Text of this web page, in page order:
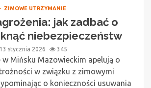
ZIMOWE UTRZYMANIE
jak zadbać o
niebezpieczeństw
13 stycznia 2026 345
w Mińsku Mazowieckim apelują o
w związku z zimowymi
o konieczności usuwania